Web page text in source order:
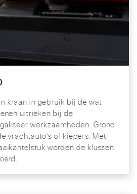
kraan in gebruik bij de wat
uitrieken bij de
werkzaamheden. Grond
vrachtauto's of kiepers. Met
worden de klussen